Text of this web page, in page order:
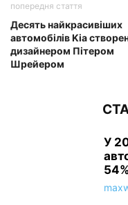
попередня стаття
Десять найкрасивіших
автомобілів Kia
дизайнером Пітером
Шрейером
У